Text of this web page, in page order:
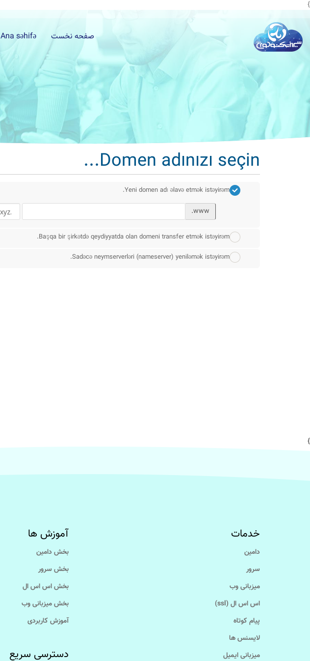
}
صفحه نخست Ana səhifə
Domen adınızı seçin...
Yeni domen adı əlavə etmək istəyirəm.
www.
Başqa bir şirkətdə qeydiyyatda olan domeni transfer etmək istəyirəm.
Sadəcə neymserverləri (nameserver) yeniləmək istəyirəm.
}
خدمات
دامین
سرور
میزبانی وب
اس اس ال (ssl)
پیام کوتاه
لایسنس ها
میزبانی ایمیل
آموزش ها
بخش دامین
بخش سرور
بخش اس اس ال
بخش میزبانی وب
آموزش کاربردی
دسترسی سریع